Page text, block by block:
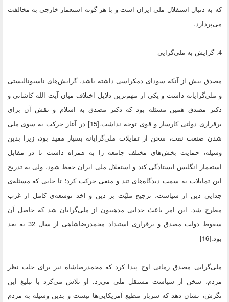
که به دنبال استقلال ملی ایران است و با هر گونه استعمار خارجی به مخالفت
می‌پردازد.
4. گرایش به ملی‌گرایی
مصدق بیش از آنکه سودای دمکراسی داشته باشد، گرایش‌های ناسیونالیستی
و ملی‌گرایانه داشت و یکی از مهم‌ترین دلایل اختلاف میان آیت الله کاشانی و
دکتر مصدق همین مسئله بود که دکتر مصدق به اسلام و نقش آن برای
برقراری دولتی کارساز و قوی توجه نداشت.[15] در آغاز حرکت به سوی ملی
شدن صنعت نفت، سخن از تمایلات ملی‌گرایانه بسیار مفید بود، زیرا بدین
وسیله، حمایت بخش‌های مختلف جامعه را به همراه داشت تا در مقابل
استعمار انگلیس ایستادگی کند و استقلال ملی ایران حفظ شود، ولی به تدریج
این تمایلات به سمت دیدگاه‌های تند و منفی حرکت کرد؛ تا جایی که مسئله‌ی
جدایی دین از سیاست، ترجیح ملیّت بر دین و اخذ توسعه‌ی کامل از غرب
مطرح شد. این امر باعث جدایی مذهبیون از ملی‌گرایان شد که حاصل آن
سقوط دولت مصدق و برقراری استبداد محمدرضاشاهی از سال 32 به بعد
بود.[16]
ملی‌گرایی مصدق زمانی اوج پیدا کرد که محمدرضاشاه نیز برای جلب نظر
مردم، سخن از سیاست مستقل ملی می‌زد. او تلاش می‌کرد با تبلیغ این
نگرش، نشان دهد که سرباز مطیع آمریکایی‌ها نیست و بدین وسیله به مردم